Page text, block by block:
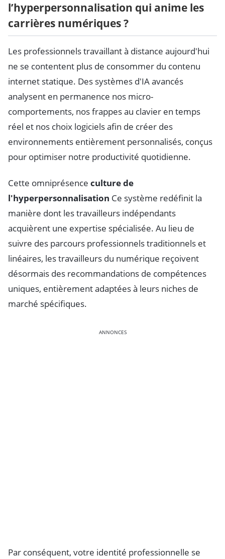
l’hyperpersonnalisation qui anime les
carrières numériques ?
Les professionnels travaillant à distance aujourd'hui
ne se contentent plus de consommer du contenu
internet statique. Des systèmes d'IA avancés
analysent en permanence nos micro-
comportements, nos frappes au clavier en temps
réel et nos choix logiciels afin de créer des
environnements entièrement personnalisés, conçus
pour optimiser notre productivité quotidienne.
Cette omniprésence culture de
l'hyperpersonnalisation Ce système redéfinit la
manière dont les travailleurs indépendants
acquièrent une expertise spécialisée. Au lieu de
suivre des parcours professionnels traditionnels et
linéaires, les travailleurs du numérique reçoivent
désormais des recommandations de compétences
uniques, entièrement adaptées à leurs niches de
marché spécifiques.
ANNONCES
Par conséquent, votre identité professionnelle se